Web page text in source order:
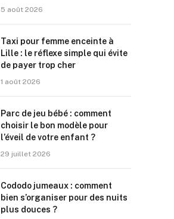
5 août 2026
Taxi pour femme enceinte à
Lille : le réflexe simple qui évite
de payer trop cher
1 août 2026
Parc de jeu bébé : comment
choisir le bon modèle pour
l’éveil de votre enfant ?
29 juillet 2026
Cododo jumeaux : comment
bien s’organiser pour des nuits
plus douces ?